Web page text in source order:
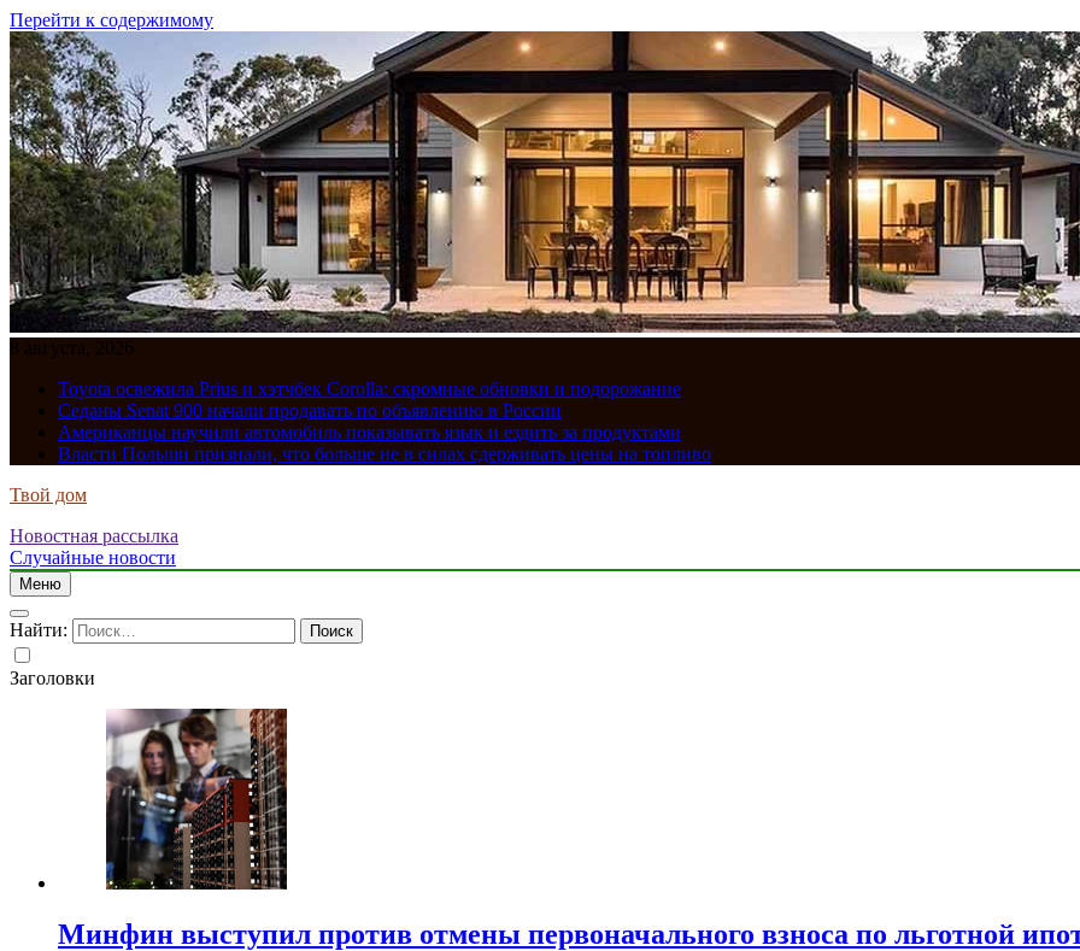
Перейти к содержимому
8 августа, 2026
Toyota освежила Prius и хэтчбек Corolla: скромные обновки и подорожание
Седаны Senat 900 начали продавать по объявлению в России
Американцы научили автомобиль показывать язык и ездить за продуктами
Власти Польши признали, что больше не в силах сдерживать цены на топливо
Твой дом
Новостная рассылка
Случайные новости
Меню
Найти:
Заголовки
Минфин выступил против отмены первоначального взноса по льготной